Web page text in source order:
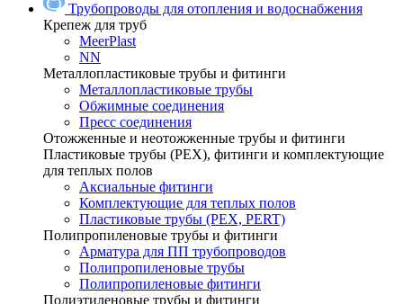
Трубопроводы для отопления и водоснабжения
Крепеж для труб
MeerPlast
NN
Металлопластиковые трубы и фитинги
Металлопластиковые трубы
Обжимные соединения
Пресс соединения
Отожженные и неотожженные трубы и фитинги
Пластиковые трубы (РЕХ), фитинги и комплектующие
для теплых полов
Аксиальные фитинги
Комплектующие для теплых полов
Пластиковые трубы (РЕХ, PERT)
Полипропиленовые трубы и фитинги
Арматура для ПП трубопроводов
Полипропиленовые трубы
Полипропиленовые фитинги
Полиэтиленовые трубы и фитинги